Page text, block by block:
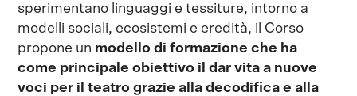
sperimentano linguaggi e tessiture, intorno a
modelli sociali, ecosistemi e eredità, il Corso
propone un modello di formazione che ha
come principale obiettivo il dar vita a nuove
voci per il teatro grazie alla decodifica e alla